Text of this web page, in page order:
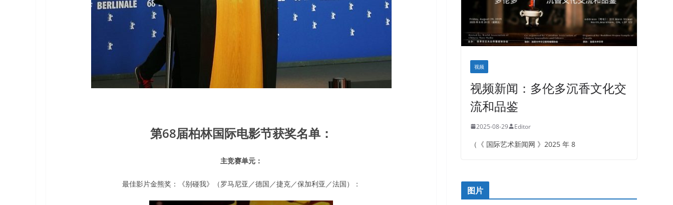
第68届柏林国际电影节获奖名单：
主竞赛单元：
最佳影片金熊奖：《别碰我》（罗马尼亚／德国／捷克／保加利亚／法国）：
视频
视频新闻：多伦多沉香文化交
流和品鉴
2025-08-29 Editor
（《 国际艺术新闻网 》2025 年 8
图片